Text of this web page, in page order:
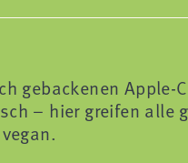
gebackenen
– hier greifen alle